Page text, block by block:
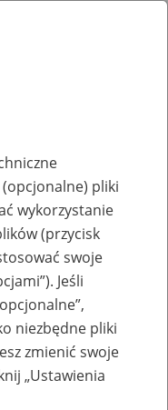
profili
pliki
wykorzystanie
(przycisk
swoje
Jeśli
niezbędne pliki
zmienić swoje
„Ustawienia